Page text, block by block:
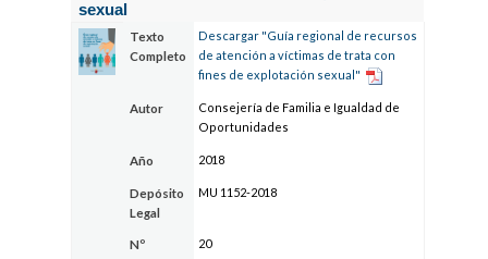
sexual
Texto
Completo
Descargar "Guía regional de recursos
de atención a víctimas de trata con
fines de explotación sexual"
Autor
Consejería de Familia e Igualdad de
Oportunidades
Año 2018
Depósito
Legal
MU 1152-2018
Nº
20